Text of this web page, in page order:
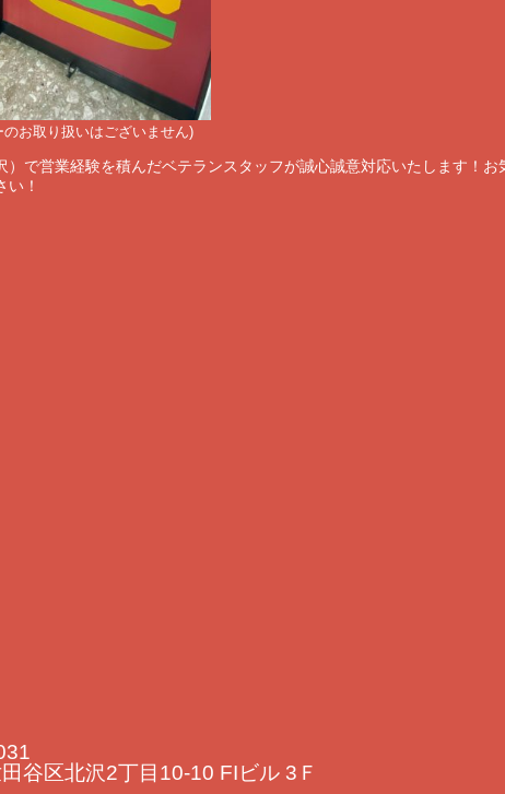
お取り扱いはございません)
）で営業経験を積んだベテランスタッフが誠心誠意対応いたします！お
い！
谷区北沢2丁目10-10 FIビル 3Ｆ